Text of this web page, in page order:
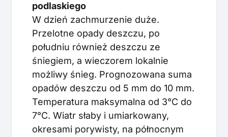
podlaskiego
W dzień zachmurzenie duże.
Przelotne opady deszczu, po
południu również deszczu ze
śniegiem, a wieczorem lokalnie
możliwy śnieg. Prognozowana suma
opadów deszczu od 5 mm do 10 mm.
Temperatura maksymalna od 3°C do
7°C. Wiatr słaby i umiarkowany,
okresami porywisty, na północnym